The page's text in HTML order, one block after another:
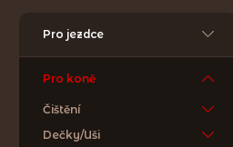
Pro jezdce
Pro koně
Čištění
Dečky/Uši